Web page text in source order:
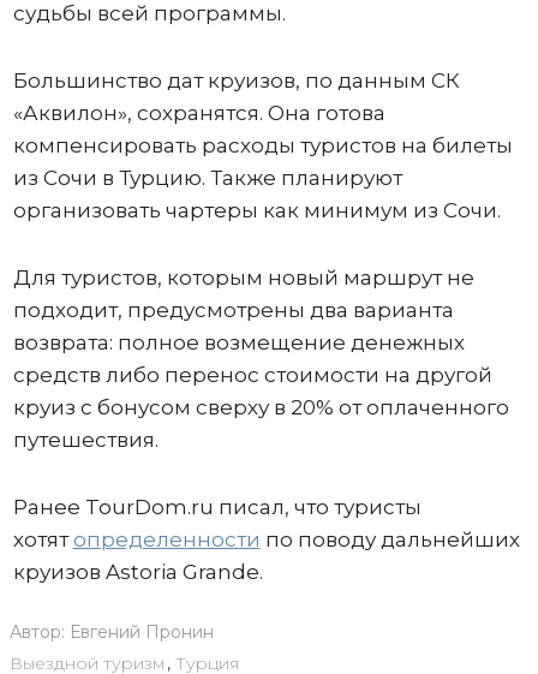
судьбы всей программы.
Большинство дат круизов, по данным СК
«Аквилон», сохранятся. Она готова
компенсировать расходы туристов на билеты
из Сочи в Турцию. Также планируют
организовать чартеры как минимум из Сочи.
Для туристов, которым новый маршрут не
подходит, предусмотрены два варианта
возврата: полное возмещение денежных
средств либо перенос стоимости на другой
круиз с бонусом сверху в 20% от оплаченного
путешествия.
Ранее TourDom.ru писал, что туристы
хотятопределенности по поводу дальнейших
круизов Astoria Grande.
Автор: Евгений Пронин
Выездной туризм , Турция